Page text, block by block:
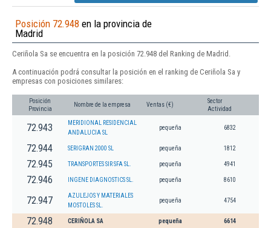
Posición 72.948 en la provincia de
Madrid
Ceriñola Sa se encuentra en la posición 72.948 del Ranking de Madrid.
A continuación podrá consultar la posición en el ranking de Ceriñola Sa y
empresas con posiciones similares:
Posición
Provincia
Nombre de la empresa Ventas (€)
Sector
Actividad
72.943
MERIDIONAL RESIDENCIAL
ANDALUCIA SL
pequeña 6832
72.944 SERIGRAN 2000 SL pequeña 1812
72.945 TRANSPORTES SIR SFA SL. pequeña 4941
72.946 INGENE DIAGNOSTICS SL. pequeña 8610
72.947
AZULEJOS Y MATERIALES
MOSTOLES SL.
pequeña 4754
72.948 CERIÑOLA SA pequeña 6614